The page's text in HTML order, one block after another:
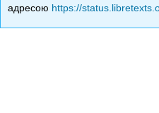
адресою https://